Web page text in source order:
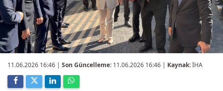
11.06.2026 16:46 | Son Güncelleme: 11.06.2026 16:46 | Kaynak:İHA